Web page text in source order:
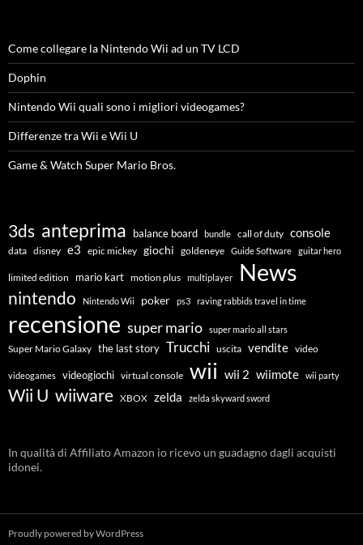
Come collegare la Nintendo Wii ad un TV LCD
Dophin
Nintendo Wii quali sono i migliori videogames?
Differenze tra Wii e Wii U
Game & Watch Super Mario Bros.
3ds anteprima balance board bundle call of duty console
data disney e3 epic mickey giochi goldeneye Guide Software guitar hero
limited edition mario kart motion plus multiplayer News
nintendo Nintendo Wii poker ps3 raving rabbids travel in time
recensione super mario super mario all stars
Super Mario Galaxy the last story Trucchi uscita vendite video
videogames videogiochi virtual console wii wii 2 wiimote wii party
Wii U wiiware XBOX zelda zelda skyward sword
In qualità di Affiliato Amazon io ricevo un guadagno dagli acquisti
idonei.
Proudly powered by WordPress